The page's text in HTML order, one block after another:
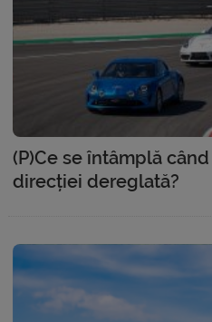
(P)Ce se întâmplă
direcției dereglată?